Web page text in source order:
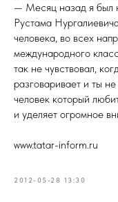
— Месяц назад я был
Рустама
человека, во всех
международного
так не чувствовал,
разговаривает и ты
человек который
и уделяет огромное
www.tatar-inform.ru
2012-05-28 13:30